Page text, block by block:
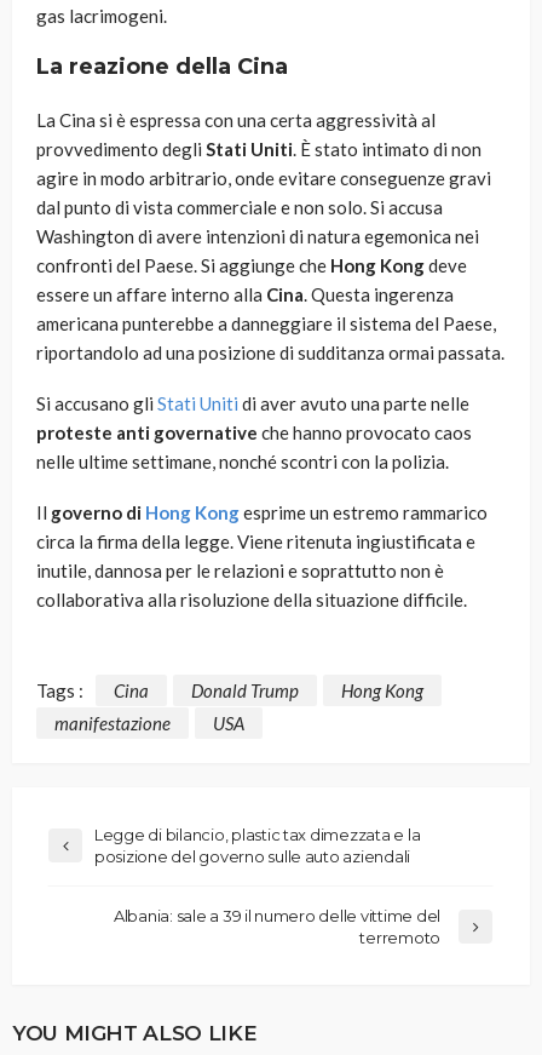
gas lacrimogeni.
La reazione della Cina
La Cina si è espressa con una certa aggressività al
provvedimento degli Stati Uniti. È stato intimato di non
agire in modo arbitrario, onde evitare conseguenze gravi
dal punto di vista commerciale e non solo. Si accusa
Washington di avere intenzioni di natura egemonica nei
confronti del Paese. Si aggiunge che Hong Kongdeve
essere un affare interno alla Cina. Questa ingerenza
americana punterebbe a danneggiare il sistema del Paese,
riportandolo ad una posizione di sudditanza ormai passata.
Si accusano gli Stati Uniti di aver avuto una parte nelle
proteste anti governative che hanno provocato caos
nelle ultime settimane, nonché scontri con la polizia.
Il governo di Hong Kongesprime un estremo rammarico
circa la firma della legge. Viene ritenuta ingiustificata e
inutile, dannosa per le relazioni e soprattutto non è
collaborativa alla risoluzione della situazione difficile.
Tags : Cina Donald Trump
Hong Kong
manifestazione
USA
Legge di bilancio, plastic tax dimezzata e la
posizione del governo sulle auto aziendali
Albania: sale a 39 il numero delle vittime del
terremoto
YOU MIGHT ALSO LIKE